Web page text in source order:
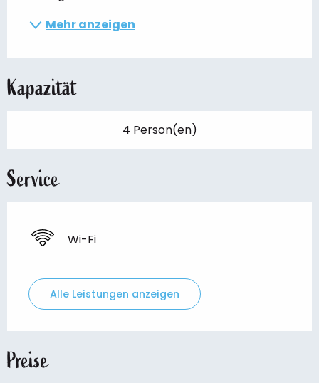
Mehr anzeigen
Kapazität
4 Person(en)
Service
Wi-Fi
Alle Leistungen anzeigen
Preise